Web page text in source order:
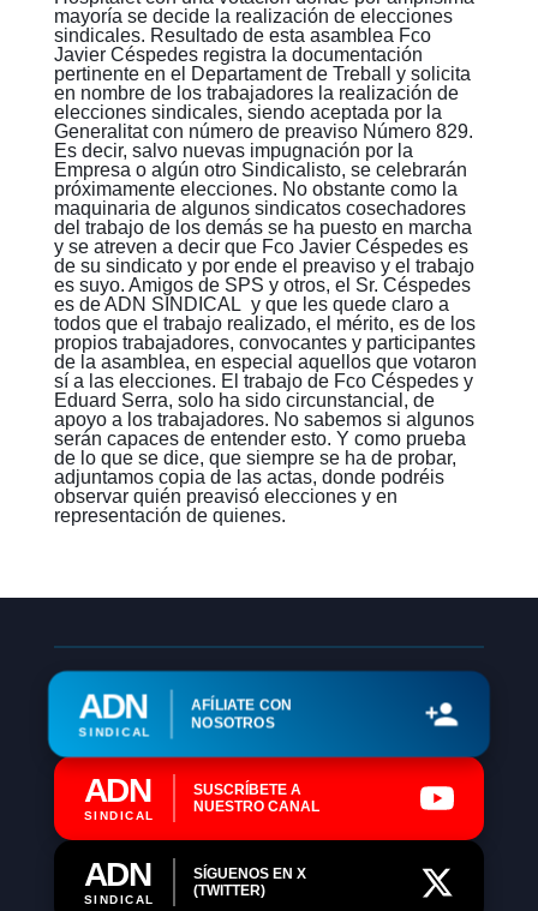
mayoría se decide la realización de elecciones
sindicales. Resultado de esta asamblea Fco
Javier Céspedes registra la documentación
pertinente en el Departament de Treball y solicita
en nombre de los trabajadores la realización de
elecciones sindicales, siendo aceptada por la
Generalitat con número de preaviso Número 829.
Es decir, salvo nuevas impugnación por la
Empresa o algún otro Sindicalisto, se celebrarán
próximamente elecciones. No obstante como la
maquinaria de algunos sindicatos cosechadores
del trabajo de los demás se ha puesto en marcha
y se atreven a decir que Fco Javier Céspedes es
de su sindicato y por ende el preaviso y el trabajo
es suyo. Amigos de SPS y otros, el Sr. Céspedes
es de ADN SINDICAL y que les quede claro a
todos que el trabajo realizado, el mérito, es de los
propios trabajadores, convocantes y participantes
de la asamblea, en especial aquellos que votaron
sí a las elecciones. El trabajo de Fco Céspedes y
Eduard Serra, solo ha sido circunstancial, de
apoyo a los trabajadores. No sabemos si algunos
serán capaces de entender esto. Y como prueba
de lo que se dice, que siempre se ha de probar,
adjuntamos copia de las actas, donde podréis
observar quién preavisó elecciones y en
representación de quienes.
ADN
SINDICAL
AFÍLIATE CON
NOSOTROS
ADN
SINDICAL
SUSCRÍBETE A
NUESTRO CANAL
ADN
SINDICAL
SÍGUENOS EN X
(TWITTER)